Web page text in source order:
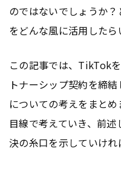
のではないでしょうか？
をどんな風に活用したら
この記事では、TikTok
トナーシップ契約を締
についての考えをまと
目線で考えていき、前
決の糸口を示していけれ